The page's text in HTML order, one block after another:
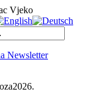
Newsletter
2026.